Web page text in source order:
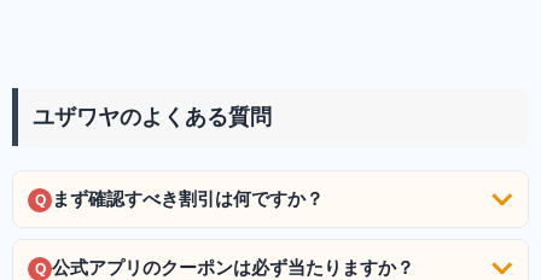
ユザワヤのよくある質問
Q まず確認すべき割引は何ですか？
Q 公式アプリのクーポンは必ず当たりますか？